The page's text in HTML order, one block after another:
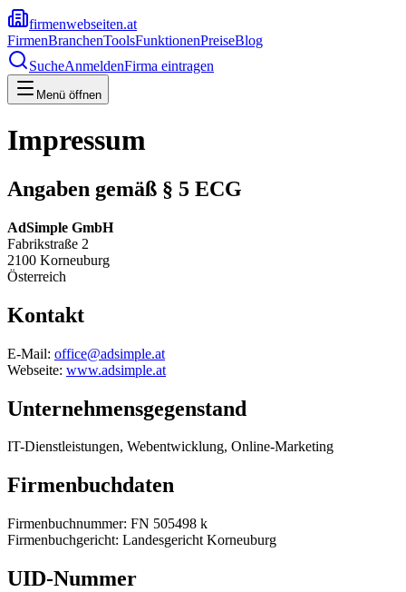
firmenwebseiten.at
FirmenBranchenToolsFunktionenPreiseBlog
SucheAnmeldenFirma eintragen
Menü öffnen
Impressum
Angaben gemäß § 5 ECG
AdSimple GmbH
Fabrikstraße 2
2100 Korneuburg
Österreich
Kontakt
E-Mail: office@adsimple.at
Webseite: www.adsimple.at
Unternehmensgegenstand
IT-Dienstleistungen, Webentwicklung, Online-Marketing
Firmenbuchdaten
Firmenbuchnummer: FN 505498 k
Firmenbuchgericht: Landesgericht Korneuburg
UID-Nummer